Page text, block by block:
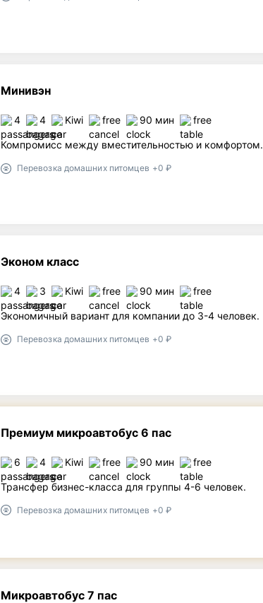
Минивэн
4 4 Kiwi free 90 мин free
Компромисс между вместительностью и комфортом.
Перевозка домашних питомцев +0 ₽
Эконом класс
4 3 Kiwi free 90 мин free
Экономичный вариант для компании до 3-4 человек.
Перевозка домашних питомцев +0 ₽
Премиум микроавтобус 6 пас
6 4 Kiwi free 90 мин free
Трансфер бизнес-класса для группы 4-6 человек.
Перевозка домашних питомцев +0 ₽
Микроавтобус 7 пас